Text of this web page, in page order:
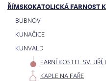
ŘÍMSKOKATOLICKÁ FARNOST
BUBNOV
KUNAČICE
KUNVALD
FARNÍ KOSTEL SV.
KAPLE NA FAŘE